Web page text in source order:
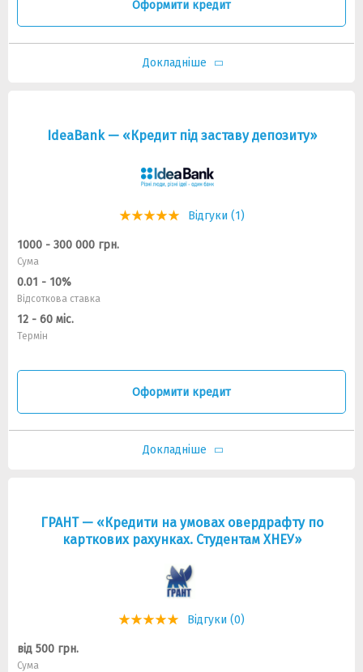
Оформити кредит
Докладніше
IdeaBank — «Кредит під заставу депозиту»
Відгуки (1)
1000 - 300 000 грн.
Сума
0.01 - 10%
Відсоткова ставка
12 - 60 міс.
Термін
Оформити кредит
Докладніше
ГРАНТ — «Кредити на умовах овердрафту по
карткових рахунках. Студентам ХНЕУ»
Відгуки (0)
від 500 грн.
Сума